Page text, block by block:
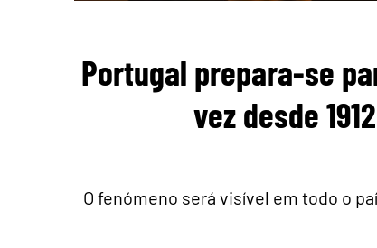
Portugal prepara-se
vez desde
O fenómeno será visível em todo o